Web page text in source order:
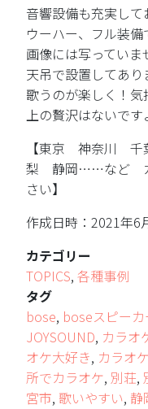
音響設備も充実し
ウーハー、フル装備
画像には写っていま
天吊で設置してあり
歌うのが楽しく！
上の贅沢はないです
【東京 神奈川
梨 静岡……など カ
さい】
作成日時：2021年6
カテゴリー
TOPICS, 各種事例
タグ
bose, boseスピーカ
JOYSOUND, カラオ
オケ大好き, カラオ
所でカラオケ, 別荘,
宮市, 歌いやすい, 静